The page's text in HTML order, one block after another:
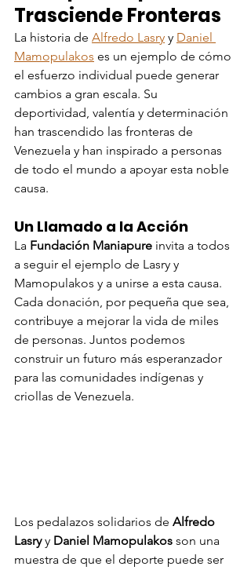
Trasciende Fronteras
La historia de Alfredo Lasry y Daniel
Mamopulakos es un ejemplo de cómo
el esfuerzo individual puede generar
cambios a gran escala. Su
deportividad, valentía y determinación
han trascendido las fronteras de
Venezuela y han inspirado a personas
de todo el mundo a apoyar esta noble
causa.
Un Llamado a la Acción
La Fundación Maniapure invita a todos
a seguir el ejemplo de Lasry y
Mamopulakos y a unirse a esta causa.
Cada donación, por pequeña que sea,
contribuye a mejorar la vida de miles
de personas. Juntos podemos
construir un futuro más esperanzador
para las comunidades indígenas y
criollas de Venezuela.
Los pedalazos solidarios de Alfredo
Lasry y Daniel Mamopulakos son una
muestra de que el deporte puede ser